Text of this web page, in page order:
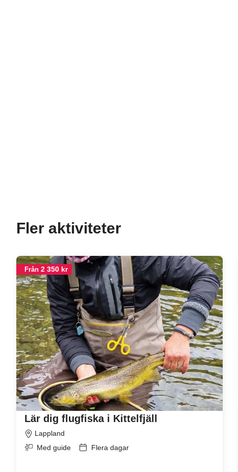
Fler aktiviteter
Lär dig flugfiska i Kittelfjäll
Lappland
Med guide
Flera dagar
Från 2 350 kr